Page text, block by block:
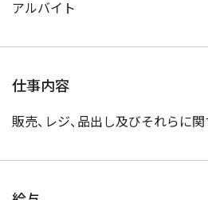
アルバイト
仕事内容
販売、レジ、品出し及びそれらに